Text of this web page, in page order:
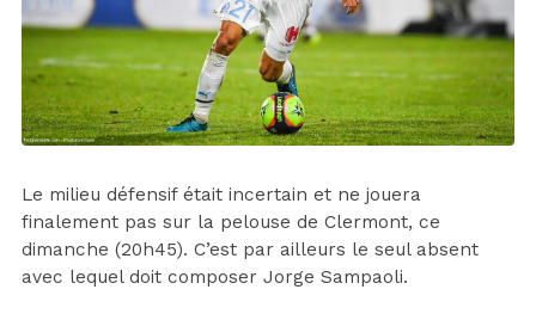
Le milieu défensif était incertain et ne jouera
finalement pas sur la pelouse de Clermont, ce
dimanche (20h45). C’est par ailleurs le seul absent
avec lequel doit composer Jorge Sampaoli.